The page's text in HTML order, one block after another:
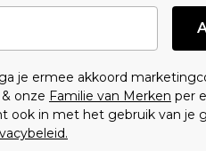
je ermee akkoord
onze Familie van Merken per
ook in met het gebruik van je